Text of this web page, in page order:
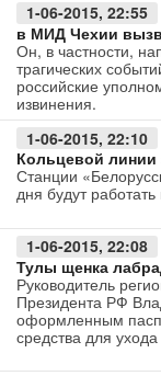
Авто
Спорт
Контакты
1-06-2015, 22:55
в МИД Чехии
Он, в частности,
трагических
российские
извинения.
1-06-2015, 22:10
Кольцевой линии
Станции
дня будут
1-06-2015, 22:08
Тулы щенка
Руководитель
Президента РФ
оформленным
средства для